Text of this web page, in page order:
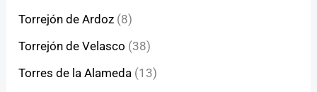
Torrejón de Ardoz (8)
Torrejón de Velasco (38)
Torres de la Alameda (13)